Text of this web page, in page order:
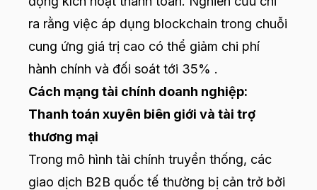
ra rằng việc áp dụng blockchain trong chuỗi
cung ứng giá trị cao có thể giảm chi phí
hành chính và đối soát tới 35% .
Cách mạng tài chính doanh nghiệp:
Thanh toán xuyên biên giới và tài trợ
thương mại
Trong mô hình tài chính truyền thống, các
giao dịch B2B quốc tế thường bị cản trở bởi